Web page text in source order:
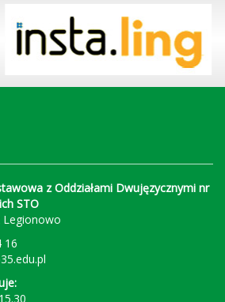
z Oddziałami Dwujęzycznymi nr
STO
Legionowo
16